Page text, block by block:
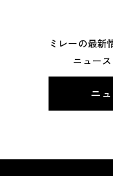
ミレーの最新
ニュー
ニ